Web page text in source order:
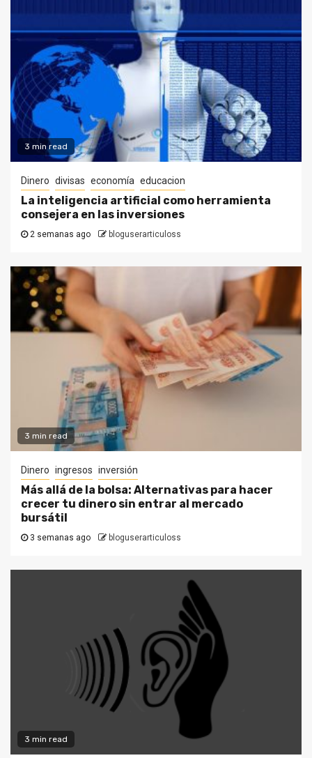
3 min read
Dinero divisas economía educacion
La inteligencia artificial como herramienta
consejera en las inversiones
2 semanas ago bloguserarticuloss
3 min read
Dinero ingresos inversión
Más allá de la bolsa: Alternativas para hacer
crecer tu dinero sin entrar al mercado
bursátil
3 semanas ago bloguserarticuloss
3 min read